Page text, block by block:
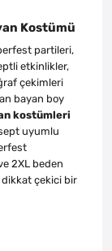
Kostümü
partileri,
etkinlikler,
çekimleri
bayan boy
kostümleri
uyumlu
2XL beden
çekici bir